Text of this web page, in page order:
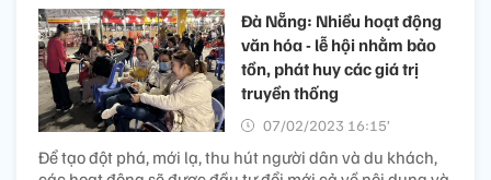
Đà Nẵng: Nhiều hoạt động
văn hóa - lễ hội nhằm bảo
tồn, phát huy các giá trị
truyền thống
07/02/2023 16:15’
Để tạo đột phá, mới lạ, thu hút người dân và du khách,